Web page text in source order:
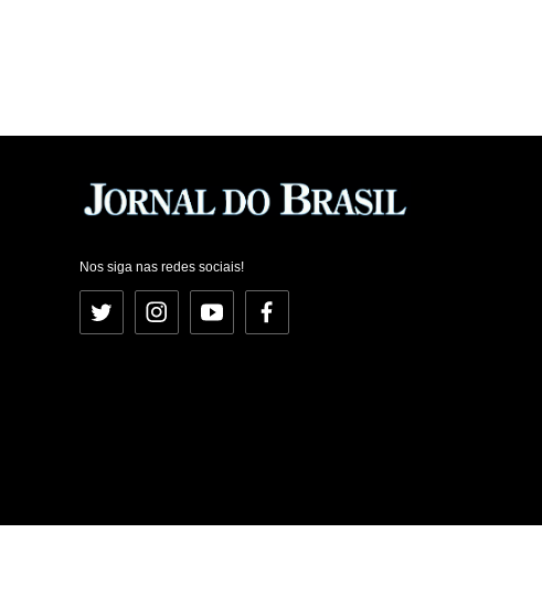
Nos siga nas redes sociais!
Twitter InstagramYouTubeFacebook